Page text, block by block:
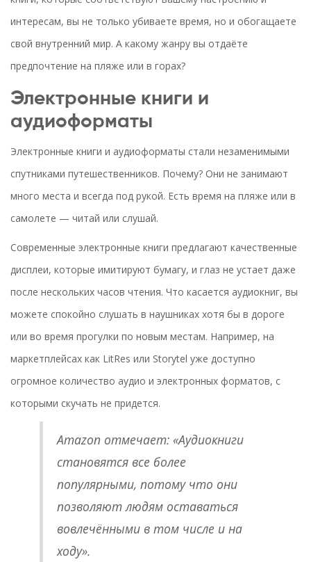
интересам, вы не только убиваете время, но и обогащаете
свой внутренний мир. А какому жанру вы отдаёте
предпочтение на пляже или в горах?
Электронные книги и
аудиоформаты
Электронные книги и аудиоформаты стали незаменимыми
спутниками путешественников. Почему? Они не занимают
много места и всегда под рукой. Есть время на пляже или в
самолете — читай или слушай.
Современные электронные книги предлагают качественные
дисплеи, которые имитируют бумагу, и глаз не устает даже
после нескольких часов чтения. Что касается аудиокниг, вы
можете спокойно слушать в наушниках хотя бы в дороге
или во время прогулки по новым местам. Например, на
маркетплейсах как LitRes или Storytel уже доступно
огромное количество аудио и электронных форматов, с
которыми скучать не придется.
Amazon отмечает: «Аудиокниги
становятся все более
популярными, потому что они
позволяют людям оставаться
вовлечёнными в том числе и на
ходу».